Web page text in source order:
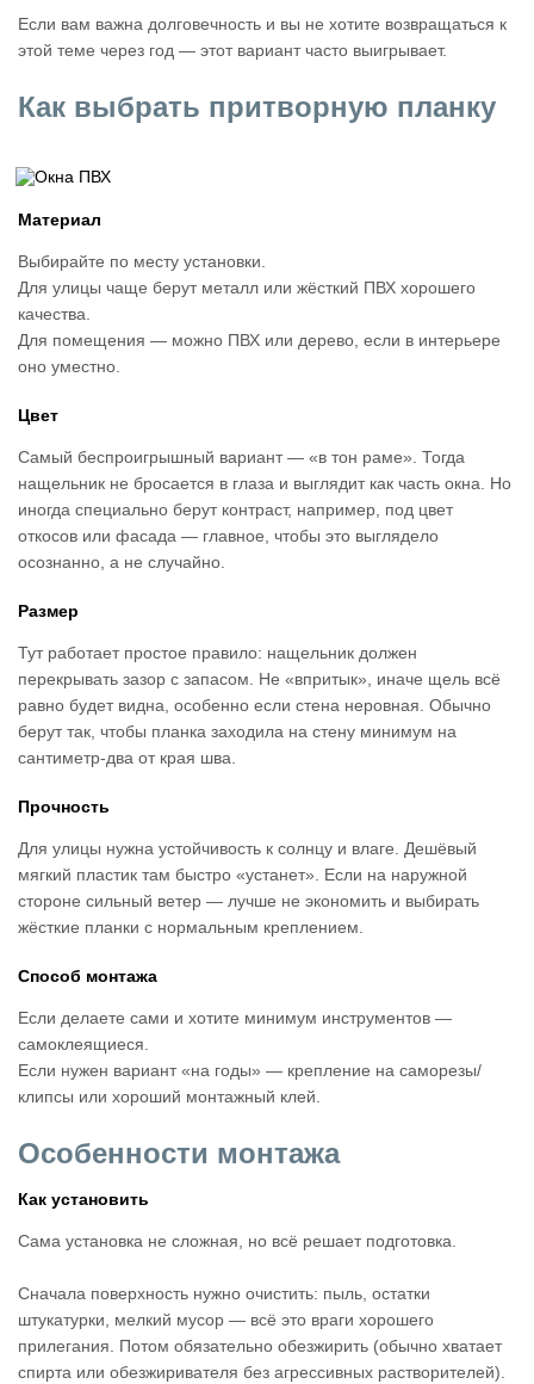
Если вам важна долговечность и вы не хотите возвращаться к
этой теме через год — этот вариант часто выигрывает.
Как выбрать притворную планку
Материал
Выбирайте по месту установки.
Для улицы чаще берут металл или жёсткий ПВХ хорошего
качества.
Для помещения — можно ПВХ или дерево, если в интерьере
оно уместно.
Цвет
Самый беспроигрышный вариант — «в тон раме». Тогда
нащельник не бросается в глаза и выглядит как часть окна. Но
иногда специально берут контраст, например, под цвет
откосов или фасада — главное, чтобы это выглядело
осознанно, а не случайно.
Размер
Тут работает простое правило: нащельник должен
перекрывать зазор с запасом. Не «впритык», иначе щель всё
равно будет видна, особенно если стена неровная. Обычно
берут так, чтобы планка заходила на стену минимум на
сантиметр-два от края шва.
Прочность
Для улицы нужна устойчивость к солнцу и влаге. Дешёвый
мягкий пластик там быстро «устанет». Если на наружной
стороне сильный ветер — лучше не экономить и выбирать
жёсткие планки с нормальным креплением.
Способ монтажа
Если делаете сами и хотите минимум инструментов —
самоклеящиеся.
Если нужен вариант «на годы» — крепление на саморезы/
клипсы или хороший монтажный клей.
Особенности монтажа
Как установить
Сама установка не сложная, но всё решает подготовка.
Сначала поверхность нужно очистить: пыль, остатки
штукатурки, мелкий мусор — всё это враги хорошего
прилегания. Потом обязательно обезжирить (обычно хватает
спирта или обезжиривателя без агрессивных растворителей).